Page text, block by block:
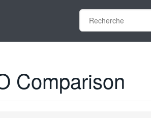
Comparison